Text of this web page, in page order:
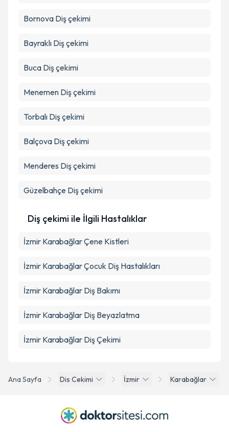
Ana Sayfa Dis Cekimi İzmir Karabağlar
Bornova Diş çekimi
Bayraklı Diş çekimi
Buca Diş çekimi
Menemen Diş çekimi
Torbalı Diş çekimi
Balçova Diş çekimi
Menderes Diş çekimi
Güzelbahçe Diş çekimi
Diş çekimi ile İlgili Hastalıklar
İzmir Karabağlar Çene Kistleri
İzmir Karabağlar Çocuk Diş Hastalıkları
İzmir Karabağlar Diş Bakımı
İzmir Karabağlar Diş Beyazlatma
İzmir Karabağlar Diş Çekimi